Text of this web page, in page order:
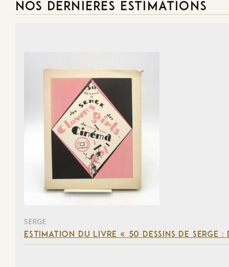
NOS DERNIÈRES ESTIMATIONS
SERGE
ESTIMATION DU LIVRE « 50 DESSINS DE SERGE